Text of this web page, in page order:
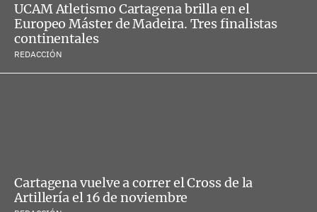
UCAM Atletismo Cartagena brilla en el
Europeo Máster de Madeira. Tres finalistas
continentales
REDACCIÓN
Cartagena vuelve a correr el Cross de la
Artillería el 16 de noviembre